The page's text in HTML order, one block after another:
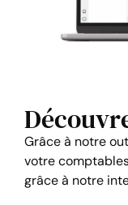
Grâce à notre
votre
grâce à notre